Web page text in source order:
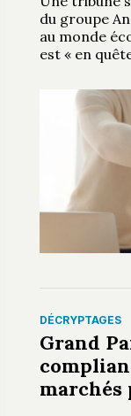
du groupe
au monde
est « en
DÉCRYPTAGES
Grand
marchés